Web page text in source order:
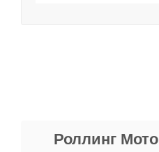
Роллинг Мото